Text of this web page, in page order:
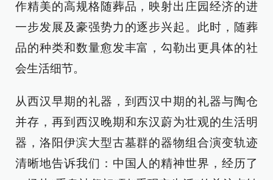
作精美的高规格随葬品，映射出庄园经济的进
一步发展及豪强势力的逐步兴起。此时，随葬
品的种类和数量愈发丰富，勾勒出更具体的社
会生活细节。
从西汉早期的礼器，到西汉中期的礼器与陶仓
并存，再到西汉晚期和东汉蔚为壮观的生活明
器，洛阳伊滨大型古墓群的器物组合演变轨迹
清晰地告诉我们：中国人的精神世界，经历了